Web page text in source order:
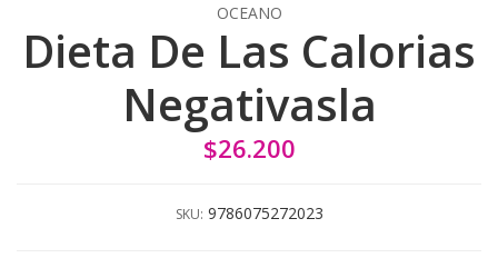
OCEANO
Dieta De Las Calorias
Negativasla
$26.200
SKU: 9786075272023